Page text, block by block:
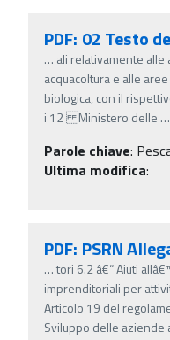
PDF: 02 Testo
… ali relativamente alle
acquacoltura e alle
biologica, con il
i 12 Ministero delle …
Parole chiave:
Ultima modifica:
PDF: PSRN
…tori 6.2 â€“ Aiuti
imprenditoriali per
Articolo 19 del
Sviluppo delle aziende